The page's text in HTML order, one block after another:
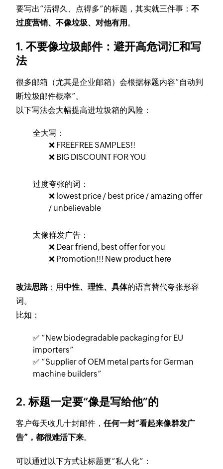
要写出“活得久、点得多”的标题，其实就三件事：不
过度营销、不像垃圾、对他有用 。
1. 不要像垃圾邮件：避开高危词汇和写
法
很多邮箱（尤其是企业邮箱）会根据标题内容“自动判
断垃圾邮件概率”。
以下写法会大幅提高进垃圾箱的风险：
全大写：
❌ FREEFREE SAMPLES!!
❌ BIG DISCOUNT FOR YOU
过度夸张的词：
❌ lowest price / best price / amazing offer
/ unbelievable
太像群发广告：
❌ Dear friend, best offer for you
❌ Promotion!!! New product here
改法思路 ：用中性、理性、具体的语言替代夸张形容
词。
比如：
✅ “New biodegradable packaging for EU
importers”
✅ “Supplier of OEM metal parts for German
machine builders”
2. 标题一定要“像是写给他”的
客户每天收几十封邮件，任何一封“看起来像群发广
告”，都很难活下来。
可以通过以下方式让标题更“私人化”：